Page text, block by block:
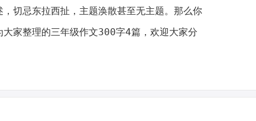
切忌东拉西扯，主题涣散甚至无主题。那么你
家整理的三年级作文300字4篇，欢迎大家分